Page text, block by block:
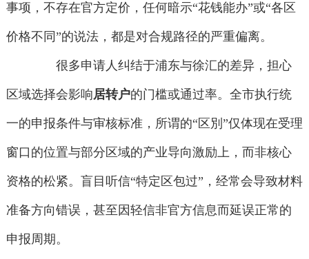
事项，不存在官方定价，任何暗示“花钱能办”或“各区
价格不同”的说法，都是对合规路径的严重偏离。
很多申请人纠结于浦东与徐汇的差异，担心
区域选择会影响居转户的门槛或通过率。全市执行统
一的申报条件与审核标准，所谓的“区別”仅体现在受理
窗口的位置与部分区域的产业导向激励上，而非核心
资格的松紧。盲目听信“特定区包过”，经常会导致材料
准备方向错误，甚至因轻信非官方信息而延误正常的
申报周期。